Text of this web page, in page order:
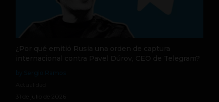
¿Por qué emitió Rusia una orden de captura
internacional contra Pavel Dúrov, CEO de Telegram?
31 de julio de 2026